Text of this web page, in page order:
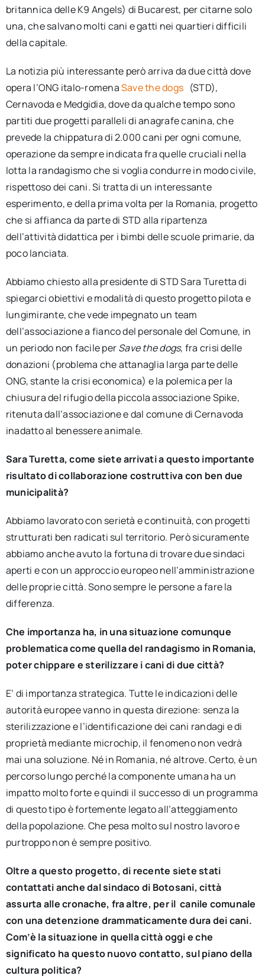
britannica delle K9 Angels) di Bucarest, per citarne solo
una, che salvano molti cani e gatti nei quartieri difficili
della capitale.
La notizia più interessante però arriva da due città dove
opera l’ONG italo-romenaSave the dogs (STD),
Cernavoda e Medgidia, dove da qualche tempo sono
partiti due progetti paralleli di anagrafe canina, che
prevede la chippatura di 2.000 cani per ogni comune,
operazione da sempre indicata fra quelle cruciali nella
lotta la randagismo che si voglia condurre in modo civile,
rispettoso dei cani. Si tratta di un interessante
esperimento, e della prima volta per la Romania, progetto
che si affianca da parte di STD alla ripartenza
dell’attività didattica per i bimbi delle scuole primarie, da
poco lanciata.
Abbiamo chiesto alla presidente di STD Sara Turetta di
spiegarci obiettivi e modalità di questo progetto pilota e
lungimirante, che vede impegnato un team
dell’associazione a fianco del personale del Comune, in
un periodo non facile perSave the dogs, fra crisi delle
donazioni (problema che attanaglia larga parte delle
ONG, stante la crisi economica) e la polemica per la
chiusura del rifugio della piccola associazione Spike,
ritenuta dall’associazione e dal comune di Cernavoda
inadatto al benessere animale.
Sara Turetta, come siete arrivati a questo importante
risultato di collaborazione costruttiva con ben due
municipalità?
Abbiamo lavorato con serietà e continuità, con progetti
strutturati ben radicati sul territorio. Però sicuramente
abbiamo anche avuto la fortuna di trovare due sindaci
aperti e con un approccio europeo nell’amministrazione
delle proprie città. Sono sempre le persone a fare la
differenza.
Che importanza ha, in una situazione comunque
problematica come quella del randagismo in Romania,
poter chippare e sterilizzare i cani di due città?
E’ di importanza strategica. Tutte le indicazioni delle
autorità europee vanno in questa direzione: senza la
sterilizzazione e l’identificazione dei cani randagi e di
proprietà mediante microchip, il fenomeno non vedrà
mai una soluzione. Né in Romania, né altrove. Certo, è un
percorso lungo perché la componente umana ha un
impatto molto forte e quindi il successo di un programma
di questo tipo è fortemente legato all’atteggiamento
della popolazione. Che pesa molto sul nostro lavoro e
purtroppo non è sempre positivo.
Oltre a questo progetto, di recente siete stati
contattati anche dal sindaco di Botosani, città
assurta alle cronache, fra altre, per il canile comunale
con una detenzione drammaticamente dura dei cani.
Com’è la situazione in quella città oggi e che
significato ha questo nuovo contatto, sul piano della
cultura politica?